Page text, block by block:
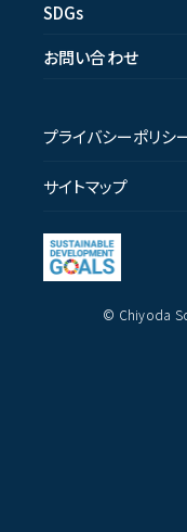
SDGs
お問い合わせ
プライバシーポリシ
サイトマップ
© Chiyoda